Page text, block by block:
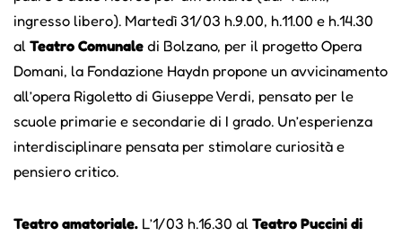
ingresso libero). Martedì 31/03 h.9.00, h.11.00 e h.14.30
al Teatro Comunale di Bolzano, per il progetto Opera
Domani, la Fondazione Haydn propone un avvicinamento
all’opera Rigoletto di Giuseppe Verdi, pensato per le
scuole primarie e secondarie di I grado. Un’esperienza
interdisciplinare pensata per stimolare curiosità e
pensiero critico.
Teatro amatoriale. L’1/03 h.16.30 al Teatro Puccini di